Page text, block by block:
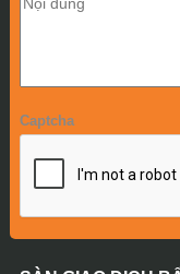
Captcha